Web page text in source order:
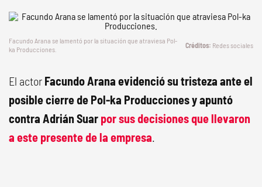
Facundo Arana se lamentó por la situación que atraviesa Pol-
ka Producciones.
Redes sociales
El actor Facundo Arana evidenció su tristeza ante el
posible cierre de Pol-ka Produccionesy apuntó
contra Adrián Suar por sus decisiones que llevaron
a este presente de la empresa.